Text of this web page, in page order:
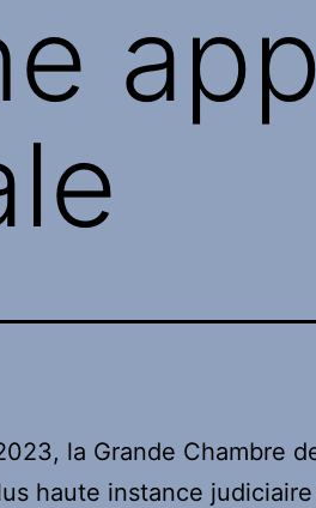
la Grande Chambre
haute instance judiciaire